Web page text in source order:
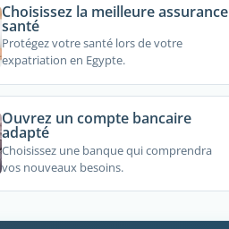
Choisissez la meilleure assurance
santé
Protégez votre santé lors de votre
expatriation en Egypte.
Ouvrez un compte bancaire
adapté
Choisissez une banque qui comprendra
vos nouveaux besoins.